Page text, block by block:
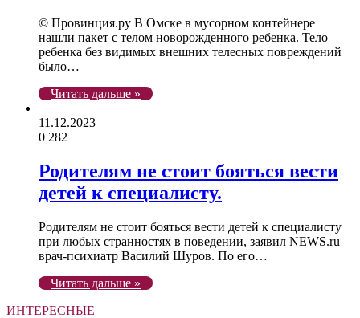
© Провинция.ру В Омске в мусорном контейнере
нашли пакет с телом новорожденного ребенка. Тело
ребенка без видимых внешних телесных повреждений
было…
Читать дальше »
11.12.2023
0 282
Родителям не стоит бояться вести
детей к специалисту.
Родителям не стоит бояться вести детей к специалисту
при любых странностях в поведении, заявил NEWS.ru
врач-психиатр Василий Шуров. По его…
Читать дальше »
ИНТЕРЕСНЫЕ